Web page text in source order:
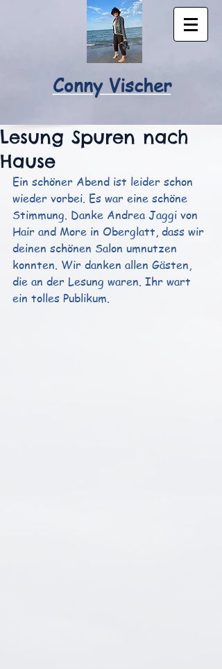
Conny Vischer
Lesung Spuren nach
Hause
Ein schöner Abend ist leider schon
wieder vorbei. Es war eine schöne
Stimmung. Danke Andrea Jaggi von
Hair and More in Oberglatt, dass wir
deinen schönen Salon umnutzen
konnten. Wir danken allen Gästen,
die an der Lesung waren. Ihr wart
ein tolles Publikum.